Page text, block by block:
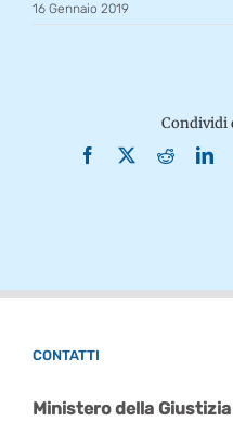
16 Gennaio 2019
Condividi
Facebook
X Reddit
CONTATTI
Ministero della Giustizia